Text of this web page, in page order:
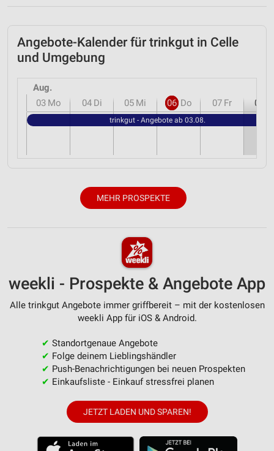
Angebote-Kalender für trinkgut in Celle
und Umgebung
Aug.
03 Mo 04 Di 05 Mi 06 Do 07 Fr 08
trinkgut - Angebote ab 03.08.
MEHR PROSPEKTE
weekli - Prospekte & Angebote App
Alle trinkgut Angebote immer griffbereit – mit der kostenlosen
weekli App für iOS & Android.
✔ Standortgenaue Angebote
✔ Folge deinem Lieblingshändler
✔ Push-Benachrichtigungen bei neuen Prospekten
✔ Einkaufsliste - Einkauf stressfrei planen
JETZT LADEN UND SPAREN!